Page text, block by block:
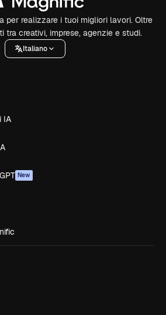
per realizzare i tuoi migliori lavori. Oltre
tra creativi, imprese, agenzie e studi.
Italiano
IA
New